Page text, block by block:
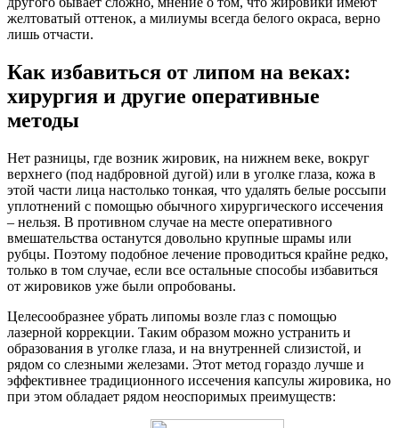
желтоватый оттенок, а милиумы всегда белого окраса, верно
лишь отчасти.
Как избавиться от липом на веках:
хирургия и другие оперативные
методы
Нет разницы, где возник жировик, на нижнем веке, вокруг
верхнего (под надбровной дугой) или в уголке глаза, кожа в
этой части лица настолько тонкая, что удалять белые россыпи
уплотнений с помощью обычного хирургического иссечения
– нельзя. В противном случае на месте оперативного
вмешательства останутся довольно крупные шрамы или
рубцы. Поэтому подобное лечение проводиться крайне редко,
только в том случае, если все остальные способы избавиться
от жировиков уже были опробованы.
Целесообразнее убрать липомы возле глаз с помощью
лазерной коррекции. Таким образом можно устранить и
образования в уголке глаза, и на внутренней слизистой, и
рядом со слезными железами. Этот метод гораздо лучше и
эффективнее традиционного иссечения капсулы жировика, но
при этом обладает рядом неоспоримых преимуществ: